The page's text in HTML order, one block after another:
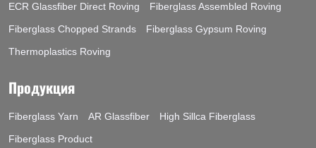
ECR Glassfiber Direct Roving
Fiberglass Assembled Roving
Fiberglass Chopped Strands
Fiberglass Gypsum Roving
Thermoplastics Roving
Продукция
Fiberglass Yarn AR Glassfiber
High Sillca Fiberglass
Fiberglass Product